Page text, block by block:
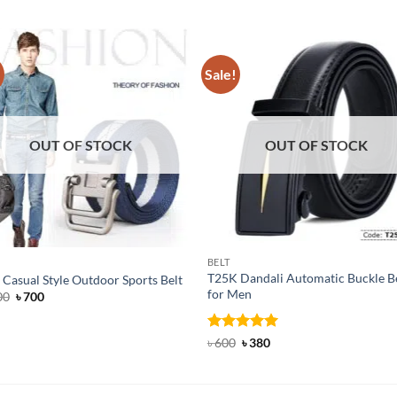
OUT OF STOCK
Casual Style Outdoor Sports Belt
Original
৳700Current
Sale!
OUT OF STOCK
BELT
T25K Dandali Automatic Buckle
for Men
Rated5
৳600 Original
৳380Current